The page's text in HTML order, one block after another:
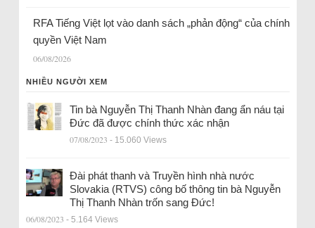
RFA Tiếng Việt lọt vào danh sách „phản động“ của chính
quyền Việt Nam
06/08/2026
NHIỀU NGƯỜI XEM
Tin bà Nguyễn Thị Thanh Nhàn đang ẩn náu tại
Đức đã được chính thức xác nhận
07/08/2023 - 15.060 Views
Đài phát thanh và Truyền hình nhà nước
Slovakia (RTVS) công bố thông tin bà Nguyễn
Thị Thanh Nhàn trốn sang Đức!
06/08/2023 - 5.164 Views